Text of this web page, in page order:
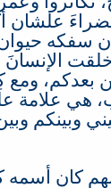
علشان
إن سفكه
الإنسانَ
بعدكم،
علامة
وبينكم
كان أسمه